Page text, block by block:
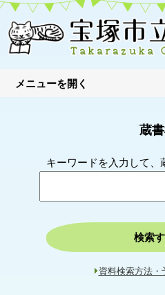
蔵
キーワードを入力して、
検索
資料検索方法・